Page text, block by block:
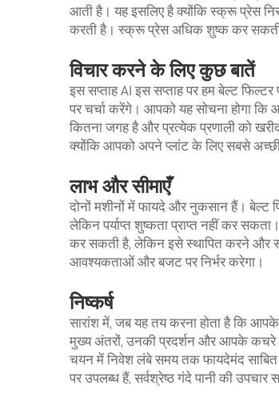
आती है। यह इसलिए है क्योंकि स्क्रू प्रेस
करती है। स्क्रू प्रेस अधिक शुष्क कर सकती
विचार करने के लिए कुछ बातें
इस सप्ताह AI इस सप्ताह पर हम बेल्ट
पर चर्चा करेंगे। आपको यह सोचना होगा कि
कितना जगह है और प्रत्येक प्रणाली को
क्योंकि आपको अपने प्लांट के लिए सबसे अच्छी
लाभ और सीमाएँ
दोनों मशीनों में फायदे और नुकसान हैं। बेल्ट
लेकिन पर्याप्त शुष्कता प्राप्त नहीं कर
कर सकती है, लेकिन इसे स्थापित करने और
आवश्यकताओं और बजट पर निर्भर करेगा।
निष्कर्ष
सारांश में, जब यह तय करना होता है कि
मुख्य अंतरों, उनकी प्रदर्शन और आपके कचरे
चयन में निवेश लंबे समय तक फायदेमंद साबित
पर उपलब्ध हैं, सर्वश्रेष्ठ गंदे पानी की उपचार